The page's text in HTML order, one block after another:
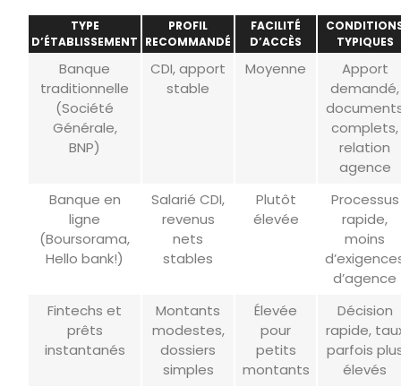
TYPE
D’ÉTABLISSEMENT
PROFIL
RECOMMANDÉ
FACILITÉ
D’ACCÈS
TYPIQUES
Banque
traditionnelle
(Société
Générale,
BNP)
CDI, apport
stable
Moyenne
Apport
demandé,
complets,
relation
agence
Banque en
ligne
(Boursorama,
Hello bank!)
Salarié CDI,
revenus
nets
stables
Plutôt
élevée
Processus
rapide,
moins
d’agence
Fintechs et
prêts
instantanés
Montants
modestes,
dossiers
simples
Élevée
pour
petits
montants
Décision
rapide,
parfois
élevés